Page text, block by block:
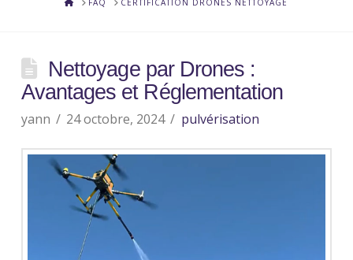
FAQ CERTIFICATION DRONES NETTOYAGE
Nettoyage par Drones :
Avantages et Réglementation
yann 24 octobre, 2024 pulvérisation